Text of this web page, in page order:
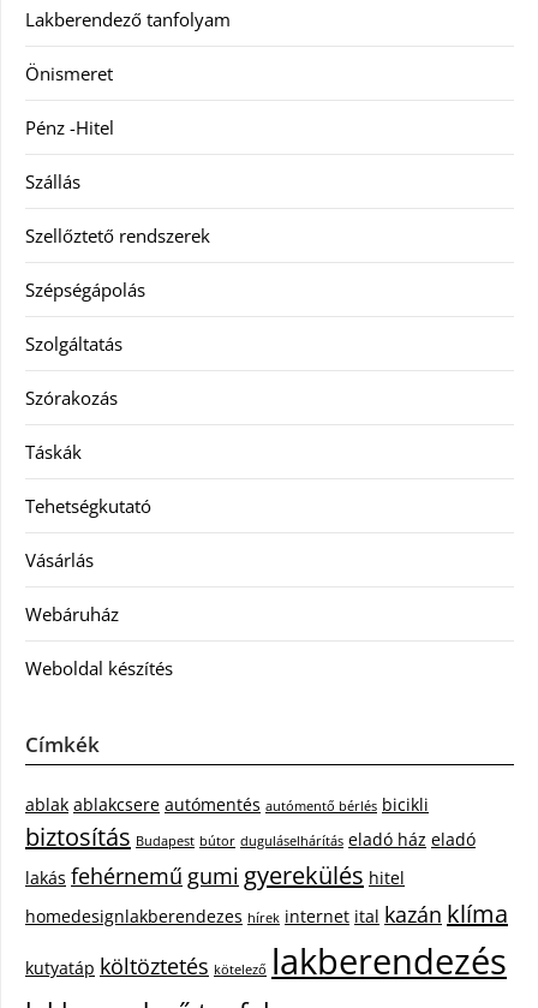
Lakberendező tanfolyam
Önismeret
Pénz -Hitel
Szállás
Szellőztető rendszerek
Szépségápolás
Szolgáltatás
Szórakozás
Táskák
Tehetségkutató
Vásárlás
Webáruház
Weboldal készítés
Címkék
ablak ablakcsere autómentés autómentő bérlés bicikli
biztosítás Budapest bútor duguláselhárítás eladó ház eladó
lakás fehérnemű gumi gyerekülés hitel
homedesignlakberendezes hírek internet ital kazán klíma
kutyatáp költöztetés kötelező lakberendezés